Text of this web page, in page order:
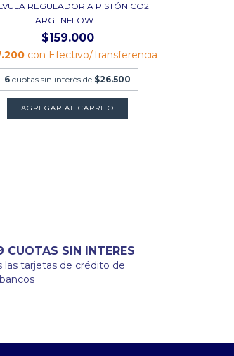
REGULADOR A PISTÓN CO2
ARGENFLOW...
$159.000
con Efectivo/Transferencia
6 cuotas sin interés de $26.500
CUOTAS SIN INTERES
las tarjetas de crédito de